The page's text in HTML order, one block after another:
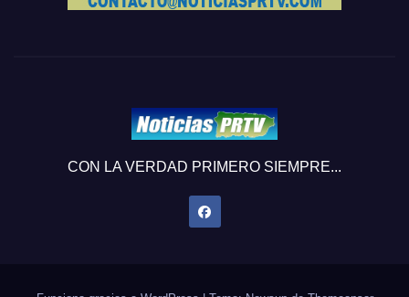
CON LA VERDAD PRIMERO SIEMPRE...